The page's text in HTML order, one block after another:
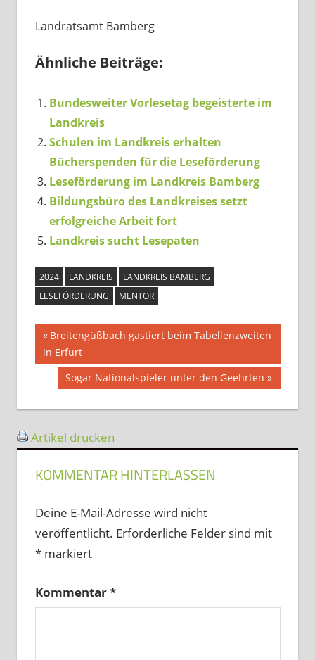
Landratsamt Bamberg
Ähnliche Beiträge:
Bundesweiter Vorlesetag begeisterte im
Landkreis
Schulen im Landkreis erhalten
Bücherspenden für die Leseförderung
Leseförderung im Landkreis Bamberg
Bildungsbüro des Landkreises setzt
erfolgreiche Arbeit fort
Landkreis sucht Lesepaten
2024 LANDKREIS
LANDKREIS BAMBERG
LESEFÖRDERUNG
MENTOR
Beitragsnavigation
Vorheriger
Beitrag:
Breitengüßbach gastiert beim Tabellenzweiten
in Erfurt
Nächster
Beitrag:
Sogar Nationalspieler unter den Geehrten
Artikel drucken
KOMMENTAR HINTERLASSEN
Deine E-Mail-Adresse wird nicht
veröffentlicht. Erforderliche Felder sind mit
*markiert
Kommentar*